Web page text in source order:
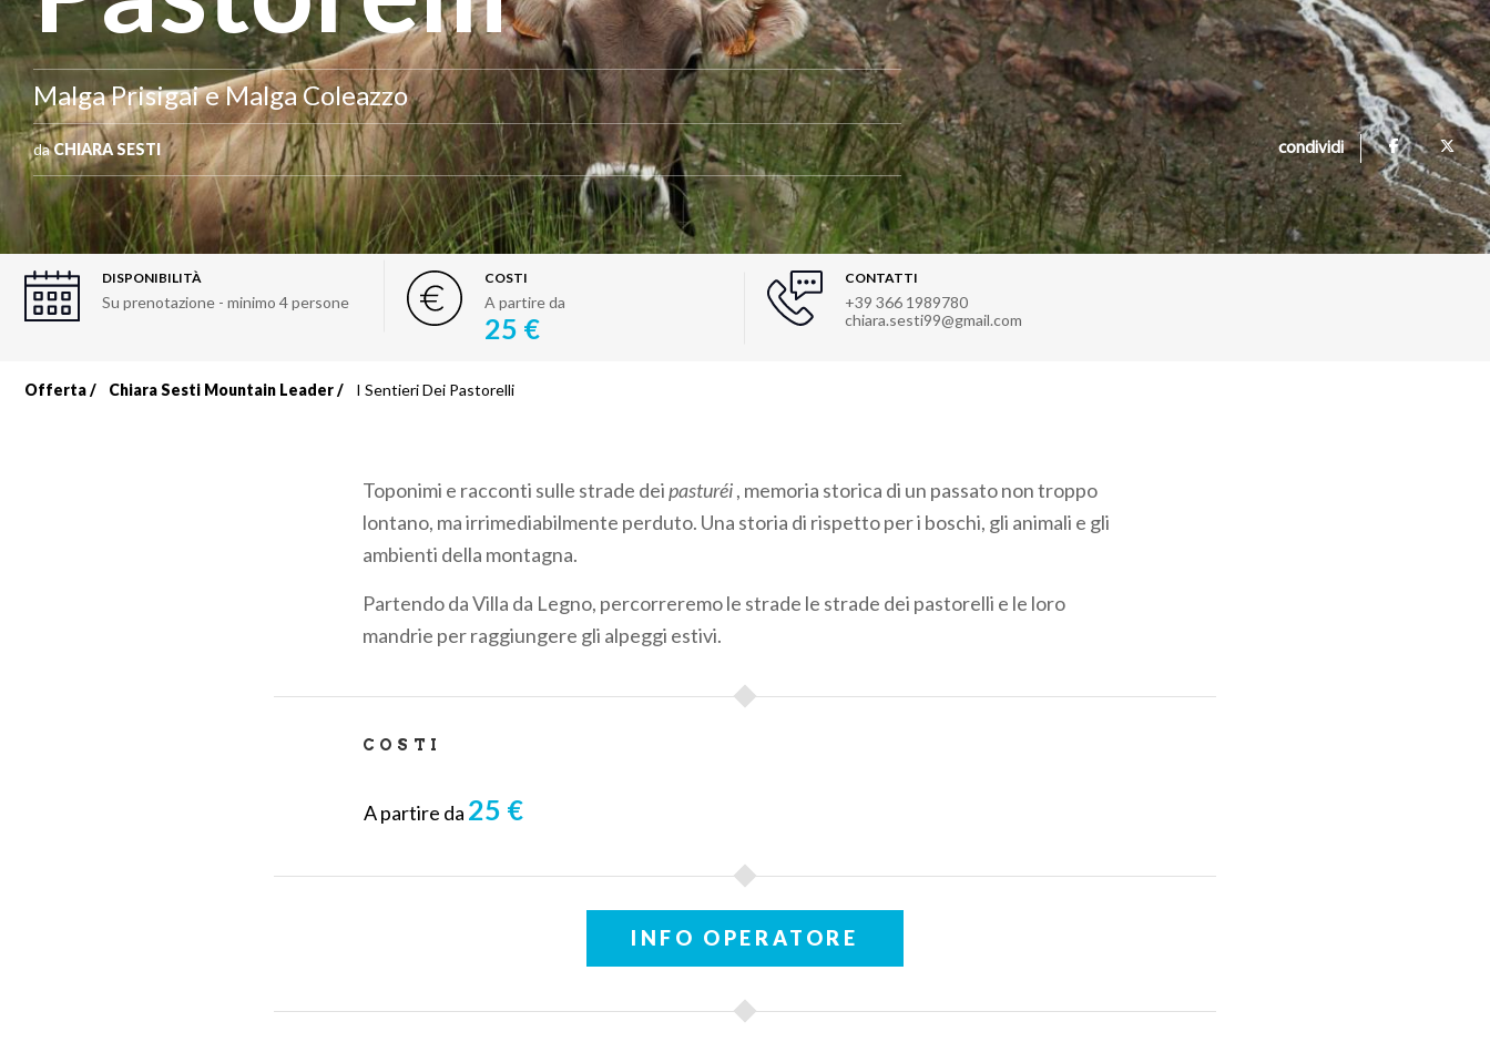
Malga Prisigai e Malga Coleazzo
daCHIARA SESTI condividi
DISPONIBILITÀ
Su prenotazione - minimo 4 persone
COSTI
A partire da
25 €
CONTATTI
+39 366 1989780
chiara.sesti99@gmail.com
Offerta Chiara Sesti Mountain Leader I Sentieri Dei Pastorelli
Toponimi e racconti sulle strade deipasturéi, memoria storica di un passato non troppo
lontano, ma irrimediabilmente perduto. Una storia di rispetto per i boschi, gli animali e gli
ambienti della montagna.
Partendo da Villa da Legno, percorreremo le strade le strade dei pastorelli e le loro
mandrie per raggiungere gli alpeggi estivi.
COSTI
A partire da 25 €
INFO OPERATORE